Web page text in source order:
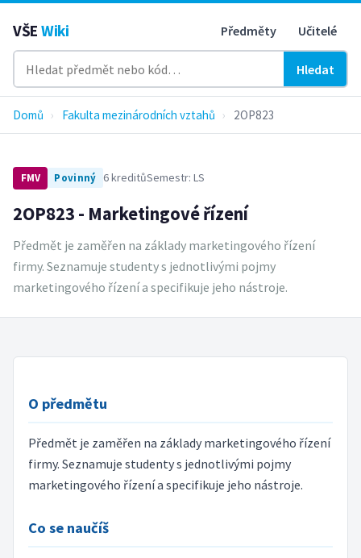
VŠE Wiki Předměty Učitelé
Hledat
Domů › Fakulta mezinárodních vztahů › 2OP823
FMV Povinný 6 kreditůSemestr: LS
2OP823 - Marketingové řízení
Předmět je zaměřen na základy marketingového řízení
firmy. Seznamuje studenty s jednotlivými pojmy
marketingového řízení a specifikuje jeho nástroje.
O předmětu
Předmět je zaměřen na základy marketingového řízení
firmy. Seznamuje studenty s jednotlivými pojmy
marketingového řízení a specifikuje jeho nástroje.
Co se naučíš